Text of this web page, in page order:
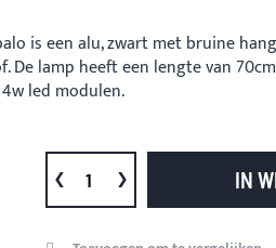
is een alu, zwart met bruine
De lamp heeft een lengte van
led modulen.
IN